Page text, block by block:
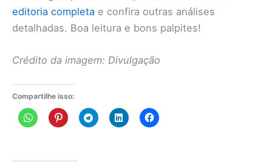
editoria completa e confira outras análises
detalhadas. Boa leitura e bons palpites!
Crédito da imagem: Divulgação
Compartilhe isso: